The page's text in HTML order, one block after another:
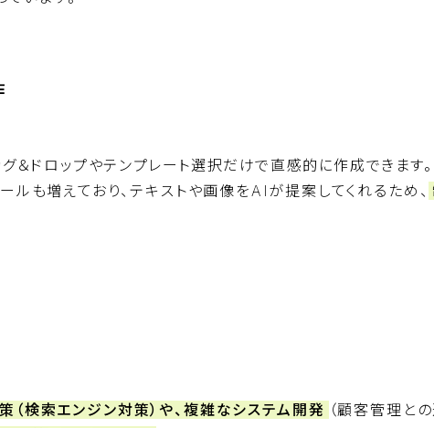
グ＆ドロップやテンプレート選択だけで直感的に作成できます。
も増えており、テキストや画像をAIが提案してくれるため、
（検索エンジン対策）や、複雑なシステム開発 （顧客管理と